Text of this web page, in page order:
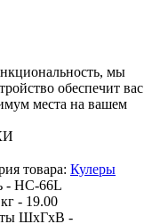
мы
обеспечит вас
места на вашем
товара: Кулеры
- HC-66L
- 19.00
ШхГхВ -